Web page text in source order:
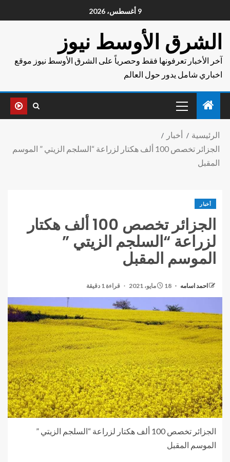
9 أغسطس، 2026
الشرق الأوسط نيوز
آخر الأخبار تعرفونها فقط وحصرياً على الشرق الأوسط نيوز موقع
اخباري شامل يدور حول العالم
الرئيسية
أخبار
الجزائر تخصص 100 ألف هكتار لزراعة “السلجم الزيتي ” الموسم
المقبل
أخبار
الجزائر تخصص 100 ألف هكتار
لزراعة “السلجم الزيتي ”
الموسم المقبل
احمد اسامه 18 مايو، 2021 قراءة 1 دقيقة
الجزائر تخصص 100 ألف هكتار لزراعة “السلجم الزيتي ”
الموسم المقبل